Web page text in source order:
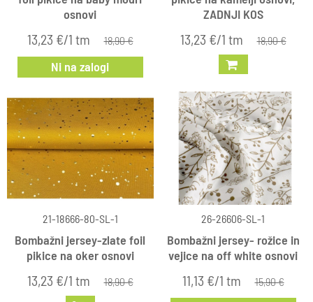
osnovi
13,23 €/1 tm 18,90 €
Ni na zalogi
ZADNJI KOS
13,23 €/1 tm 18,90 €
21-18666-80-SL-1
Bombažni jersey-zlate foil
pikice na oker osnovi
13,23 €/1 tm 18,90 €
26-26606-SL-1
Bombažni jersey- rožice in
vejice na off white osnovi
11,13 €/1 tm 15,90 €